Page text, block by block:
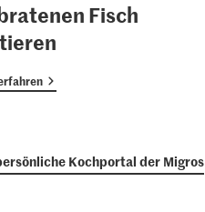
Fisch
Kochportal der Migros